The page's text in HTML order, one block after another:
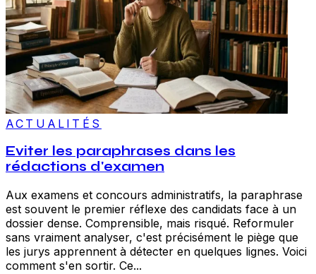
ACTUALITÉS
Eviter les paraphrases dans les
rédactions d'examen
Aux examens et concours administratifs, la paraphrase
est souvent le premier réflexe des candidats face à un
dossier dense. Comprensible, mais risqué. Reformuler
sans vraiment analyser, c'est précisément le piège que
les jurys apprennent à détecter en quelques lignes. Voici
comment s'en sortir. Ce...